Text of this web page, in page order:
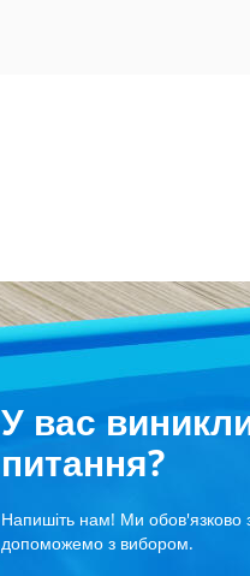
У вас
питання?
Напишіть нам! Ми обов'язково
допоможемо з вибором.